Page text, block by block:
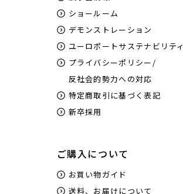
ショールーム
デモンストレーション
ユーロポートサステナビリティ
プライバシーポリシー/
反社会的勢力への対応
特定商取引に基づく表記
新卒採用
ご購入について
お買い物ガイド
送料、お届けについて